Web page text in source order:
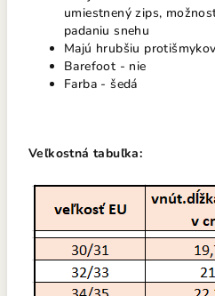
umiestnený zips,
padaniu snehu
Majú hrubšiu
Barefoot - nie
Farba - šedá
Veľkostná tabuľka: